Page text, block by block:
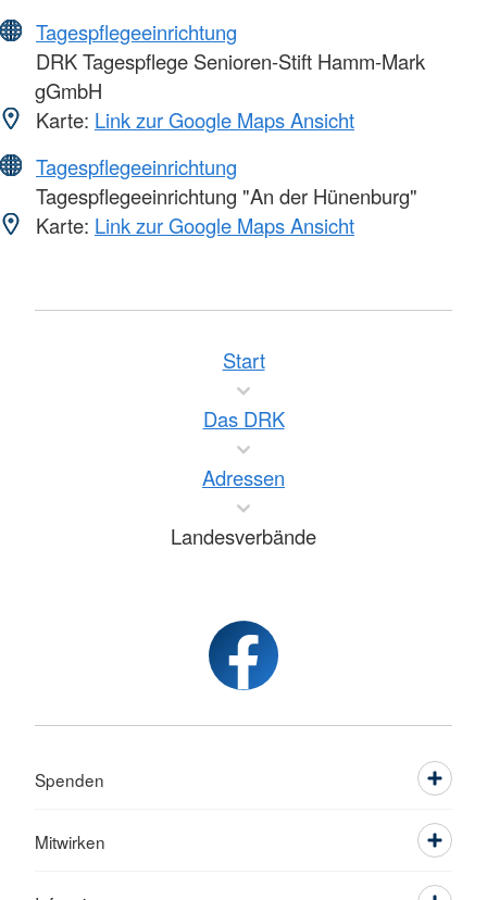
Tagespflegeeinrichtung
DRK Tagespflege Senioren-Stift Hamm-Mark
gGmbH
Karte: Link zur Google Maps Ansicht
Tagespflegeeinrichtung
Tagespflegeeinrichtung "An der Hünenburg"
Karte: Link zur Google Maps Ansicht
Start
Das DRK
Adressen
Landesverbände
Spenden
Mitwirken